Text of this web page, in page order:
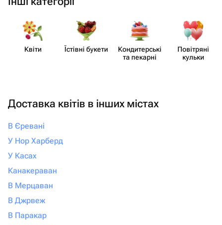
Квіти Їстівні букети
Кондит​ерські
та пекарні
Повітряні
кульки
Доставка квітів в інших містах
В Єревані
У Нор Харберд
У Касах
Канакераван
В Мерцаван
В Джрвеж
В Паракар